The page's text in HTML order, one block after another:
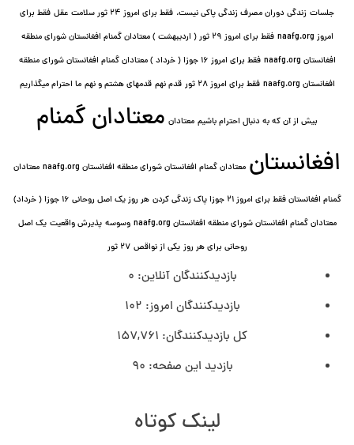
جلسات زندگی دوران مصرف زندگی پاکی نیست. فقط برای امروز 24 ثور سلامت عقل
فقط برای
امروز naafg.org
فقط برای امروز ٢٩ ثور ( اردیبهشت ) معتادان گمنام افغانستان شورای منطقه
افغانستان naafg.org
فقط برای امروز ۱۶ جوزا ( خرداد ) معتادان گمنام افغانستان شورای منطقه
افغانستان naafg.org
فقط برای امروز ۲۸ ثور قدم نهم قدمهای هشتم و نهم ما احترام میگذاریم
بیش از آن که به دنبال احترام باشیم معتادان معتادان گمنام
افغانستان معتادان گمنام افغانستان شورای منطقه افغانستان naafg.org معتادان
گمنام افغانستان فقط برای امروز ۲۱ جوزا پاک زندگی کردن
هر روز یک اصل روحانی ۱۶ جوزا ( خرداد)
معتادان گمنام افغانستان شورای منطقه افغانستان naafg.org
وسوسه پذيرش واقعیت یک اصل
روحانی برای هر روز یکی از نواقص ۲۷ ثور
بازدیدکنندگان آنلاین: 0
بازدیدکنندگان امروز: 102
کل بازدیدکنند‌گان: 157,761
بازدید این صفحه: 90
لینک کوتاه